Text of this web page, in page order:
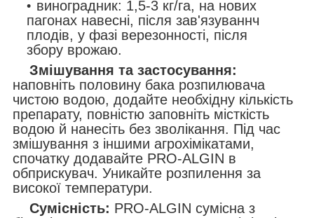
виноградник: 1,5-3 кг/га, на нових
пагонах навесні, після зав'язуваннч
плодів, у фазі верезонності, після
збору врожаю.
Змішування та застосування:
наповніть половину бака розпилювача
чистою водою, додайте необхідну кількість
препарату, повністю заповніть місткість
водою й нанесіть без зволікання. Під час
змішування з іншими агрохімікатами,
спочатку додавайте PRO-ALGIN в
обприскувач. Уникайте розпилення за
високої температури.
Сумісність: PRO-ALGIN сумісна з